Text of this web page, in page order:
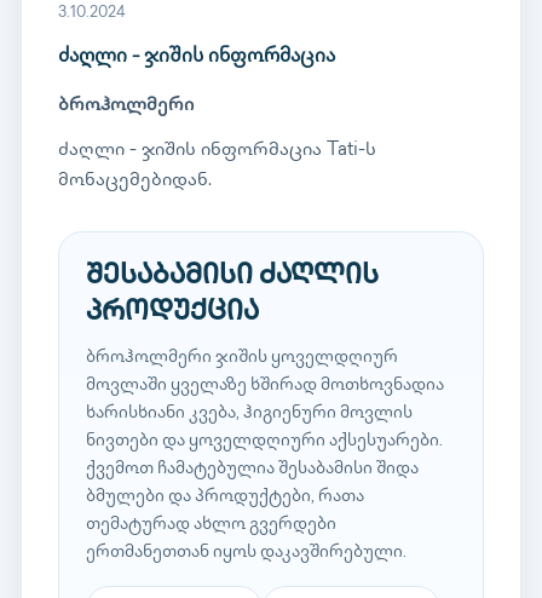
3.10.2024
ძაღლი - ჯიშის ინფორმაცია
ბროჰოლმერი
ძაღლი - ჯიშის ინფორმაცია Tati-ს
მონაცემებიდან.
შესაბამისი ძაღლის
პროდუქცია
ბროჰოლმერი ჯიშის ყოველდღიურ
მოვლაში ყველაზე ხშირად მოთხოვნადია
ხარისხიანი კვება, ჰიგიენური მოვლის
ნივთები და ყოველდღიური აქსესუარები.
ქვემოთ ჩამატებულია შესაბამისი შიდა
ბმულები და პროდუქტები, რათა
თემატურად ახლო გვერდები
ერთმანეთთან იყოს დაკავშირებული.